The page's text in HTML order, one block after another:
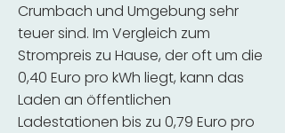
Crumbach und Umgebung sehr
teuer sind. Im Vergleich zum
Strompreis zu Hause, der oft um die
0,40 Euro pro kWh liegt, kann das
Laden an öffentlichen
Ladestationen bis zu 0,79 Euro pro